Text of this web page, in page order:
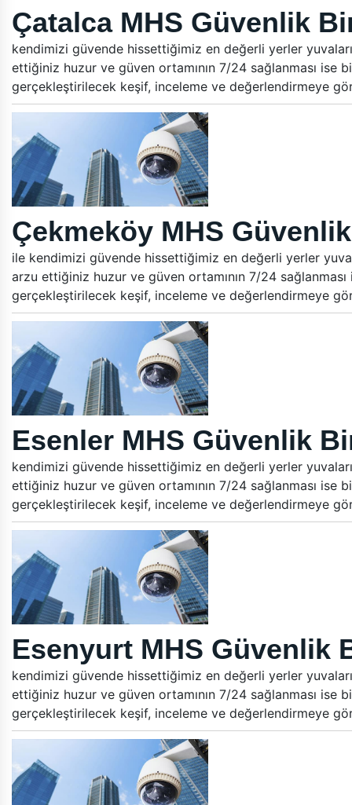
Çatalca MHS Güvenlik
kendimizi güvende hissettiğimiz en değerli yerler
ettiğiniz huzur ve güven ortamının 7/24 sağlanması
gerçekleştirilecek keşif, inceleme ve değerlendirmeye
Çekmeköy MHS
ile kendimizi güvende hissettiğimiz en değerli yerler
arzu ettiğiniz huzur ve güven ortamının 7/24
gerçekleştirilecek keşif, inceleme ve değerlendirmeye
Esenler MHS Güvenlik
kendimizi güvende hissettiğimiz en değerli yerler
ettiğiniz huzur ve güven ortamının 7/24 sağlanması
gerçekleştirilecek keşif, inceleme ve değerlendirmeye
Esenyurt MHS Güvenlik
kendimizi güvende hissettiğimiz en değerli yerler
ettiğiniz huzur ve güven ortamının 7/24 sağlanması
gerçekleştirilecek keşif, inceleme ve değerlendirmeye